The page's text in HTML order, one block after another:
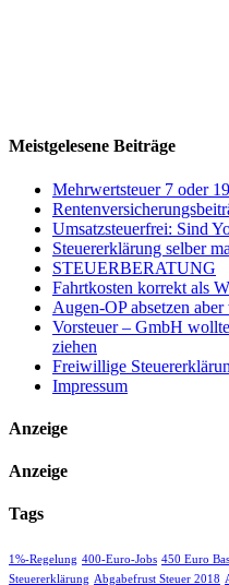
Meistgelesene Beiträge
Mehrwertsteuer 7 oder
Umsatzsteuerfrei: Sind
Steuererklärung selber
STEUERBERATUNG
Fahrtkosten korrekt als
Augen-OP absetzen
Vorsteuer – GmbH
ziehen
Freiwillige
Impressum
Anzeige
Anzeige
Tags
1%-Regelung 400-Euro-Jobs 450 Euro
Steuererklärung Abgabefrust Steuer 2018